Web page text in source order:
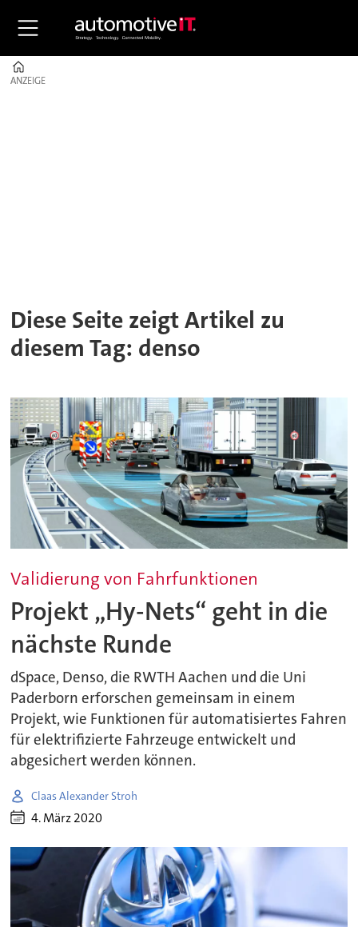
ANZEIGE
ANZEIGE
Diese Seite zeigt Artikel zu
diesem Tag: denso
Validierung von Fahrfunktionen
Projekt „Hy-Nets“ geht in die
nächste Runde
dSpace, Denso, die RWTH Aachen und die Uni
Paderborn erforschen gemeinsam in einem
Projekt, wie Funktionen für automatisiertes Fahren
für elektrifizierte Fahrzeuge entwickelt und
abgesichert werden können.
Claas Alexander Stroh
4. März 2020